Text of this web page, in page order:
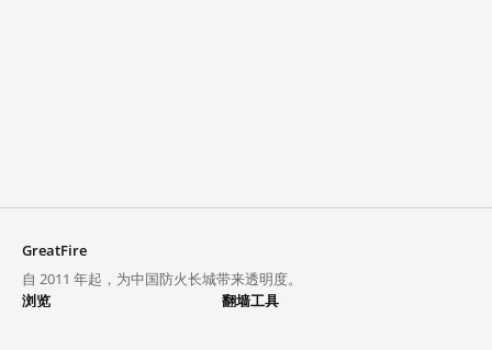
GreatFire
自 2011 年起，为中国防火长城带来透明度。
浏览
翻墙工具